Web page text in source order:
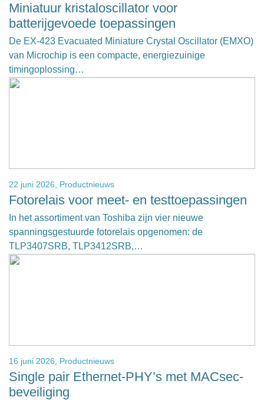
Miniatuur kristaloscillator voor
batterijgevoede toepassingen
De EX‑423 Evacuated Miniature Crystal Oscillator (EMXO)
van Microchip is een compacte, energiezuinige
timingoplossing…
22 juni 2026, Productnieuws
Fotorelais voor meet- en testtoepassingen
In het assortiment van Toshiba zijn vier nieuwe
spanningsgestuurde fotorelais opgenomen: de
TLP3407SRB, TLP3412SRB,…
16 juni 2026, Productnieuws
Single pair Ethernet-PHY’s met MACsec-
beveiliging